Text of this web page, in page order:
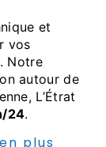
et
vos
. Notre
autour de
L’Étrat
24.
plus